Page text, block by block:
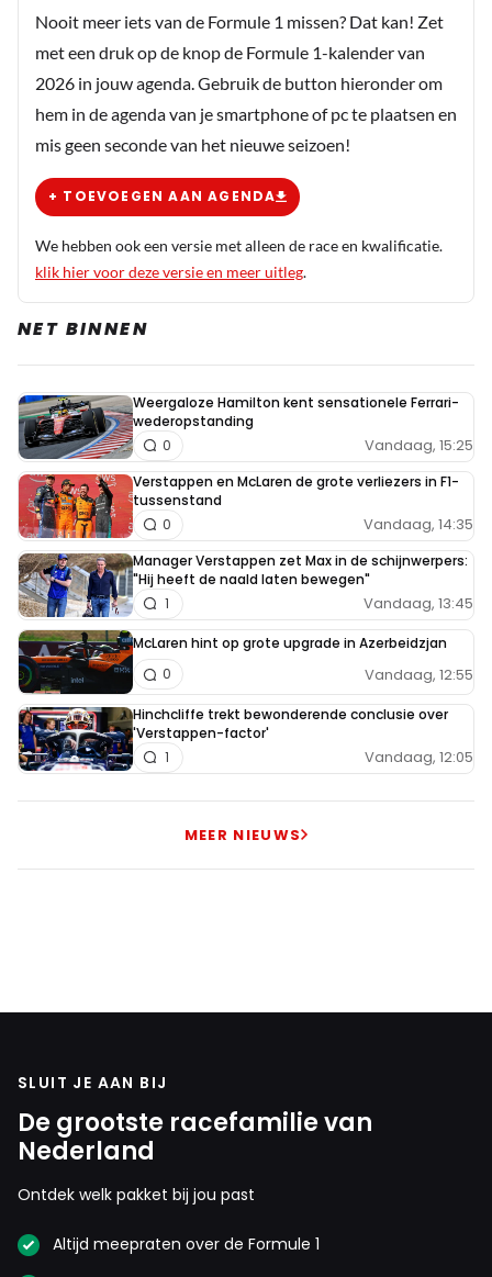
Nooit meer iets van de Formule 1 missen? Dat kan! Zet
met een druk op de knop de Formule 1-kalender van
2026 in jouw agenda. Gebruik de button hieronder om
hem in de agenda van je smartphone of pc te plaatsen en
mis geen seconde van het nieuwe seizoen!
+ TOEVOEGEN AAN AGENDA
We hebben ook een versie met alleen de race en kwalificatie.
klik hier voor deze versie en meer uitleg.
NET BINNEN
Weergaloze Hamilton kent sensationele Ferrari-
wederopstanding
Vandaag, 15:25
0
Verstappen en McLaren de grote verliezers in F1-
tussenstand
Vandaag, 14:35
0
Manager Verstappen zet Max in de schijnwerpers:
"Hij heeft de naald laten bewegen"
Vandaag, 13:45
1
McLaren hint op grote upgrade in Azerbeidzjan
Vandaag, 12:55
0
Hinchcliffe trekt bewonderende conclusie over
'Verstappen-factor'
Vandaag, 12:05
1
MEER NIEUWS
SLUIT JE AAN BIJ
De grootste racefamilie van
Nederland
Ontdek welk pakket bij jou past
Altijd meepraten over de Formule 1